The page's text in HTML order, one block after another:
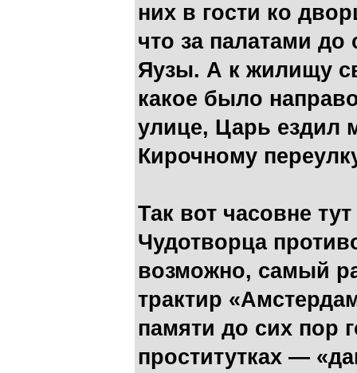
них в гости ко
что за палатами до
Яузы. А к жилищу
какое было
улице, Царь ездил
Кирочному
Так вот часовне
Чудотворца
возможно, самый
трактир
памяти до сих пор
проститутках —